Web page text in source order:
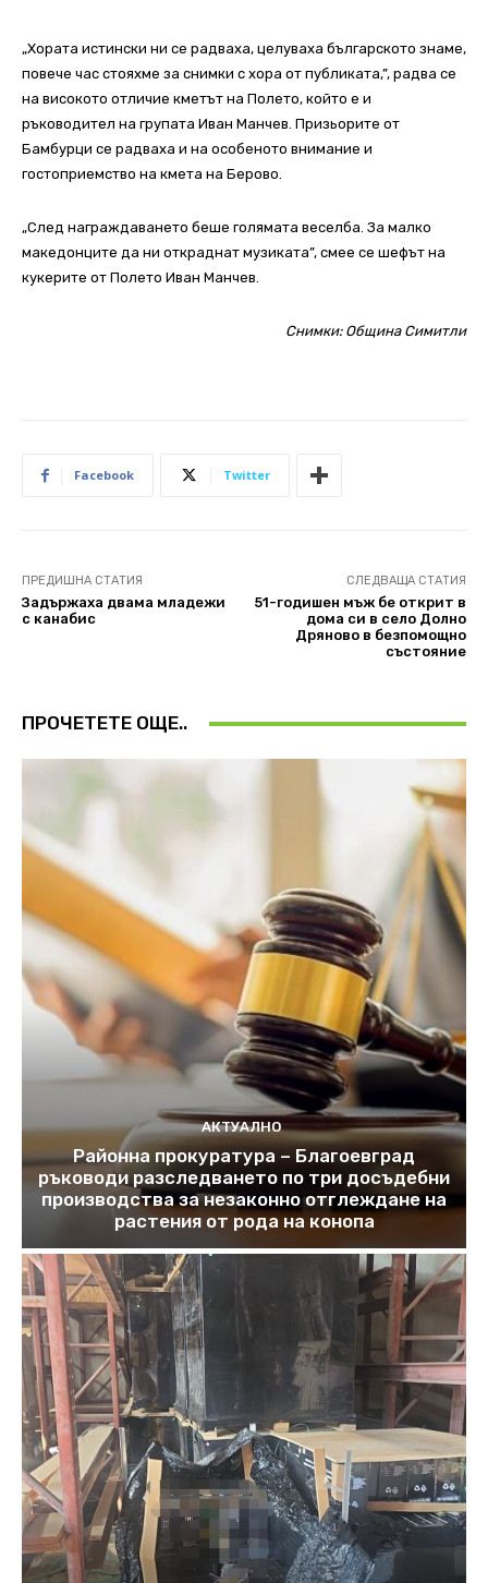
„Хората истински ни се радваха, целуваха българското знаме,
повече час стояхме за снимки с хора от публиката,”, радва се
на високото отличие кметът на Полето, който е и
ръководител на групата Иван Манчев. Призьорите от
Бамбурци се радваха и на особеното внимание и
гостоприемство на кмета на Берово.
„След награждаването беше голямата веселба. За малко
македонците да ни откраднат музиката”, смее се шефът на
кукерите от Полето Иван Манчев.
Снимки: Община Симитли
Facebook Twitter
ПРЕДИШНА СТАТИЯ
Задържаха двама младежи
с канабис
СЛЕДВАЩА СТАТИЯ
51-годишен мъж бе открит в
дома си в село Долно
Дряново в безпомощно
състояние
ПРОЧЕТЕТЕ ОЩЕ..
АКТУАЛНО
Районна прокуратура – Благоевград
ръководи разследването по три досъдебни
производства за незаконно отглеждане на
растения от рода на конопа